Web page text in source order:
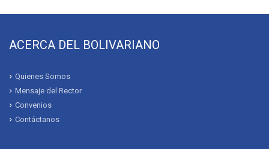
ACERCA DEL BOLIVARIANO
Quienes Somos
Mensaje del Rector
Convenios
Contáctanos